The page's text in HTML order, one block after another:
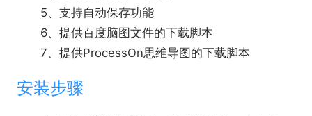
5、支持自动保存功能
6、提供百度脑图文件的下载脚本
7、提供ProcessOn思维导图的下载脚本
安装步骤